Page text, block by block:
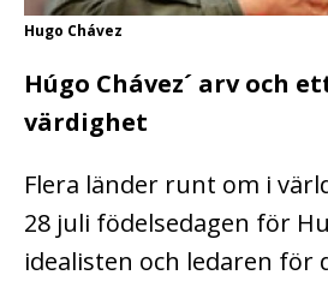
Hugo Chávez
Húgo Chávez´ arv och
värdighet
Flera länder runt om i
28 juli födelsedagen för
idealisten och ledaren för